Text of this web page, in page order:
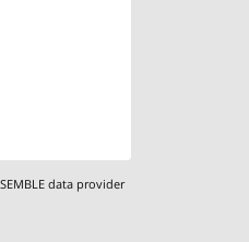
data provider